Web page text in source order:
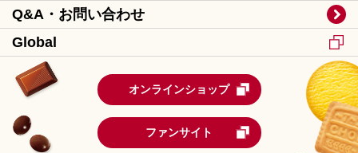
Q&A・お問い合わせ
Global
オンラインショップ
ファンサイト